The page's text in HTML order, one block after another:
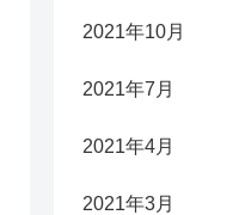
2021年10月
2021年7月
2021年4月
2021年3月